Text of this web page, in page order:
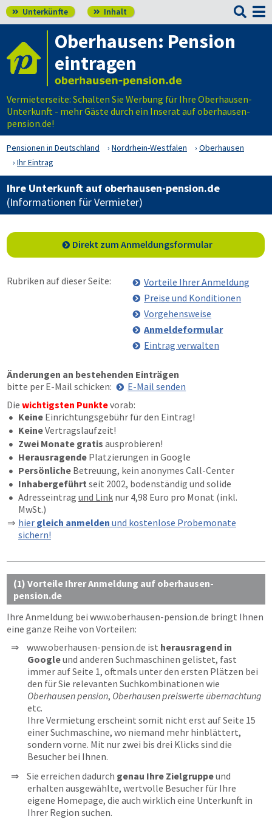
 Unterkünfte  Inhalt 
Oberhausen: Pension
eintragen
Vermieterseite: Schalten Sie Werbung für Ihre Oberhausen-
Unterkunft - mehr Gäste durch ein Inserat auf oberhausen-
pension.de!
Pensionen in Deutschland Nordrhein-Westfalen
Oberhausen
Ihr Eintrag
Ihre Unterkunft auf oberhausen-pension.de
(Informationen für Vermieter)
Direkt zum Anmeldungsformular
Rubriken auf dieser Seite:
Vorteile Ihrer Anmeldung
Preise und Konditionen
Vorgehensweise
Anmeldeformular
Eintrag verwalten
Die wichtigsten Punktevorab:
Keine Einrichtungsgebühr für den Eintrag!
KeineVertragslaufzeit!
Zwei Monate gratis ausprobieren!
Änderungen an bestehenden Einträgen
bitte per E-Mail schicken:
E-Mail senden
Herausragende Platzierungen in Google
Persönliche Betreuung, kein anonymes Call-Center
Inhabergeführt seit 2002, bodenständig und solide
Adresseintrag und Link nur 4,98 Euro pro Monat (inkl.
MwSt.)
hier gleich anmelden und kostenlose Probemonate
sichern!
(1) Vorteile Ihrer Anmeldung auf oberhausen-
pension.de
Ihre Anmeldung bei www.oberhausen-pension.de bringt Ihnen
eine ganze Reihe von Vorteilen:
www.oberhausen-pension.de ist herausragend in
Googleund anderen Suchmaschinen gelistet, fast
immer auf Seite 1, oftmals unter den ersten Plätzen bei
den für Sie relevanten Suchkombinationen wie
Oberhausen pension, Oberhausen preiswerte übernachtung
etc.
Ihre Vermietung erscheint somit nicht erst auf Seite 15
einer Suchmaschine, wo niemand mehr hinblättert,
sondern vorne. Mit nur zwei bis drei Klicks sind die
Besucher bei Ihnen.
Sie erreichen dadurch genau Ihre Zielgruppeund
erhalten ausgewählte, wertvolle Besucher für Ihre
eigene Homepage, die auch wirklich eine Unterkunft in
Ihrer Region suchen.